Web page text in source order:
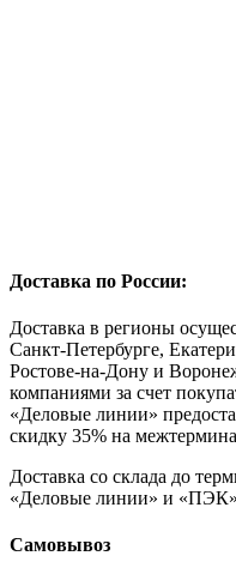
Доставка по России:
Доставка в регионы
Санкт-Петербурге,
Ростове-на-Дону и
компаниями за счет
«Деловые линии»
скидку 35% на
Доставка со склада до
«Деловые линии» и
Самовывоз